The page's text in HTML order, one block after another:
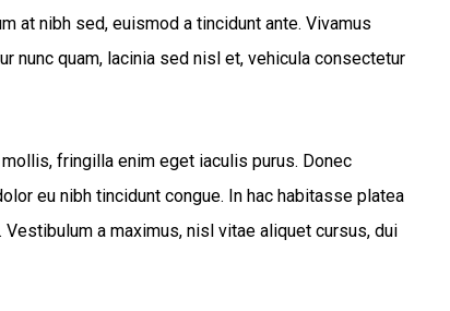
at nibh sed, euismod a tincidunt ante. Vivamus
nunc quam, lacinia sed nisl et, vehicula consectetur
fringilla enim eget iaculis purus. Donec
eu nibh tincidunt congue. In hac habitasse platea
a maximus, nisl vitae aliquet cursus, dui